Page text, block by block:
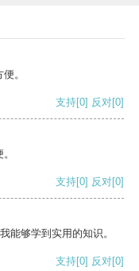
。
支持[0] 反对[0]
支持[0] 反对[0]
能够学到实用的知识。
支持[0] 反对[0]